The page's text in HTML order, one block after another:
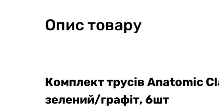
Комплект чоловічий з шортів та
шкарпеток, RESORTER Duo
0 0
Black
Опис товару
Комплект трусів Anatomic
зелений/графіт, 6шт